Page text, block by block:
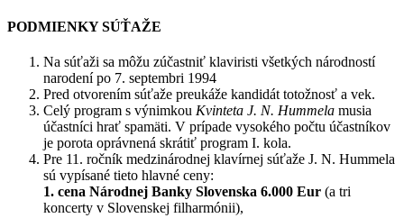
PODMIENKY SÚŤAŽE
Na súťaži sa môžu zúčastniť klaviristi všetkých národností
narodení po 7. septembri 1994
Pred otvorením súťaže preukáže kandidát totožnosť a vek.
Celý program s výnimkou Kvinteta J. N. Hummela musia
účastníci hrať spamäti. V prípade vysokého počtu účastníkov
je porota oprávnená skrátiť program I. kola.
Pre 11. ročník medzinárodnej klavírnej súťaže J. N. Hummela
sú vypísané tieto hlavné ceny:
1. cena Národnej Banky Slovenska 6.000 Eur (a tri
koncerty v Slovenskej filharmónii),